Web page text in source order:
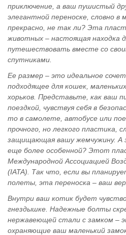
приключение, а ваш пушистый
элегантной переноске, словно в
прекрасно, не так ли? Эта
животных – настоящая находка
путешествовать вместе со
спутниками.
Ее размер – это идеальное
подходящее для кошек,
хорьков. Представьте, как ваш
поездкой, чувствуя себя в
то в самолете, автобусе или
прочного, но легкого пластика,
защищающая вашу жемчужину. А
еще более особенной? Этот
Международной Ассоциацией
(IATA). Так что, если вы
полеты, эта переноска – ваш
Внутри ваш котик будет
гнездышке. Надежные болты
нержавеющей стали с замком –
охраняющие ваш маленький